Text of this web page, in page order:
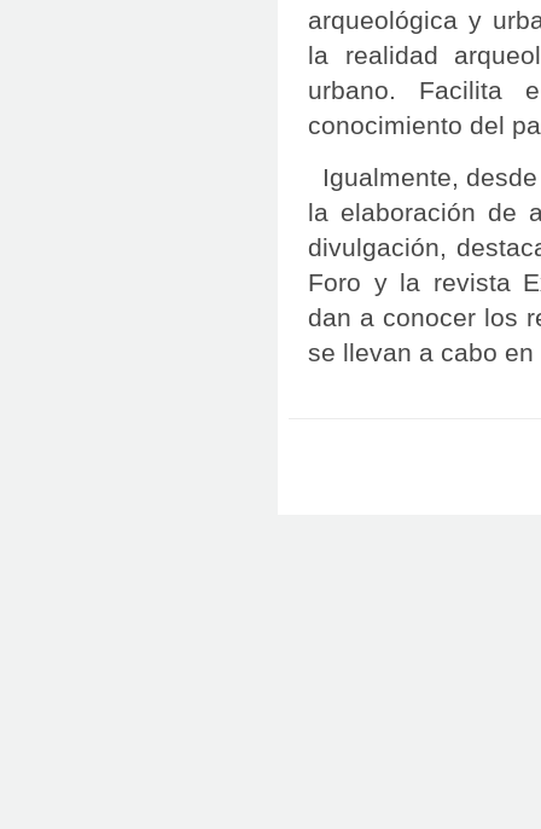
arqueológica y
la realidad
urbano. Facilita
conocimiento del
Igualmente,
la elaboración de
divulgación,
Foro y la revista
dan a conocer los
se llevan a cabo